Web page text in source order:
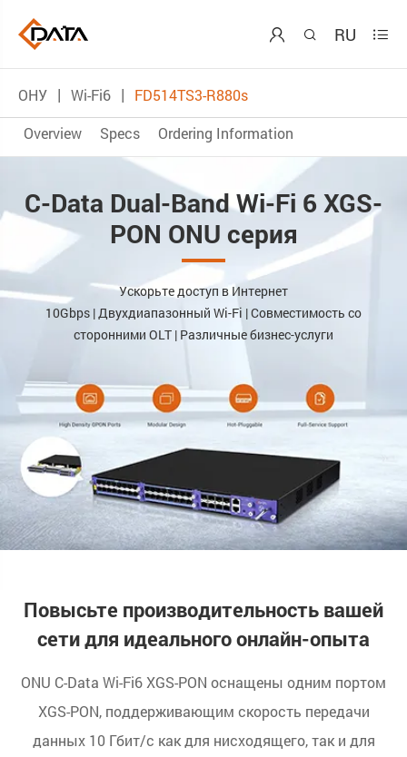
  RU 
ОНУ Wi-Fi6
FD514TS3-R880s
Overview
Specs Ordering Information
C-Data Dual-Band Wi-Fi 6 XGS-
PON ONU серия
Ускорьте доступ в Интернет
10Gbps | Двухдиапазонный Wi-Fi | Совместимость со
сторонними OLT | Различные бизнес-услуги
Повысьте производительность вашей
сети для идеального онлайн-опыта
ONU C-Data Wi-Fi6 XGS-PON оснащены одним портом
XGS-PON, поддерживающим скорость передачи
данных 10 Гбит/с как для нисходящего, так и для